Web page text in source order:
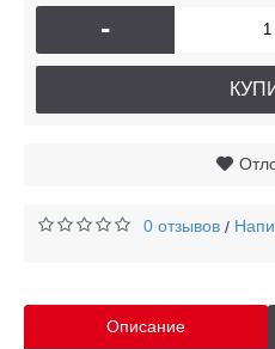
-
0 отзывов /
Описание